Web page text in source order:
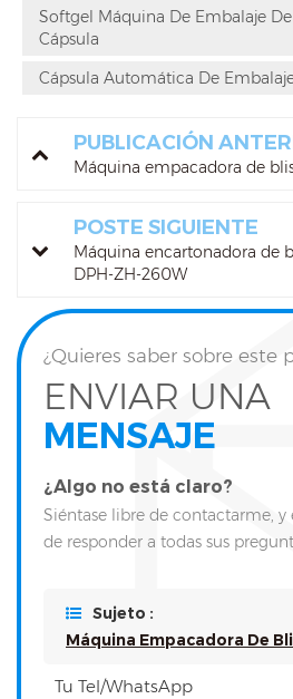
Softgel Máquina De Embalaje
Cápsula
Cápsula Automática De
PUBLICACIÓN
Máquina empacadora de
POSTE SIGUIENTE
Máquina encartonadora de
DPH-ZH-260W
¿Quieres saber sobre este
ENVIAR UNA
MENSAJE
¿Algo no está claro?
Siéntase libre de contactarme, y
de responder a todas sus
Sujeto :
Máquina Empacadora De
Tu Tel/WhatsApp